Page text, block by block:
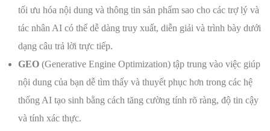
tối ưu hóa nội dung và thông tin sản phẩm sao cho các trợ lý và
tác nhân AI có thể dễ dàng truy xuất, diễn giải và trình bày dưới
dạng câu trả lời trực tiếp.
GEO (Generative Engine Optimization) tập trung vào việc giúp
nội dung của bạn dễ tìm thấy và thuyết phục hơn trong các hệ
thống AI tạo sinh bằng cách tăng cường tính rõ ràng, độ tin cậy
và tính xác thực.